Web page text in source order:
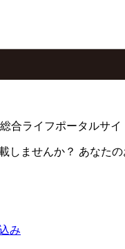
合ライフポータルサイ
しませんか？ あなた
み